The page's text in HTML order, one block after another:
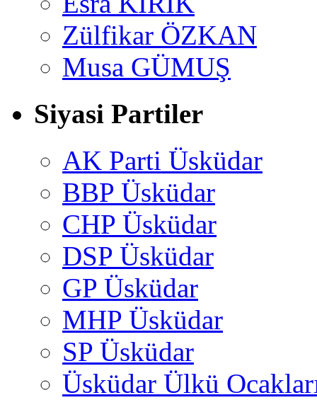
Zülfikar ÖZKAN
Musa GÜMUŞ
Siyasi Partiler
AK Parti Üsküdar
BBP Üsküdar
CHP Üsküdar
DSP Üsküdar
GP Üsküdar
MHP Üsküdar
SP Üsküdar
Üsküdar Ülkü